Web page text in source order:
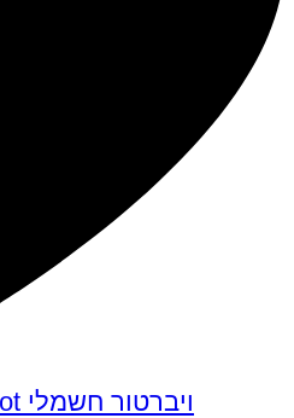
ויברטור חשמלי Cvelyn G-spot